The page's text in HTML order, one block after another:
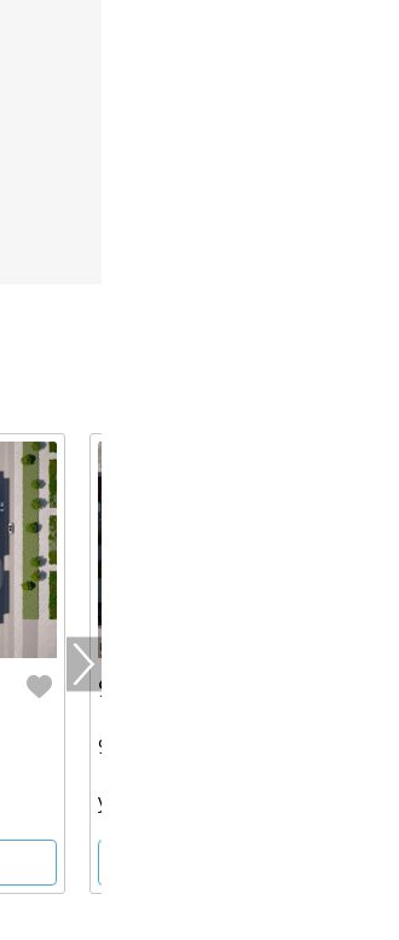
9 930 000 руб.
96.00 м² | 8 - 9 эт.
ул. Таватуйская, 20/4 стр